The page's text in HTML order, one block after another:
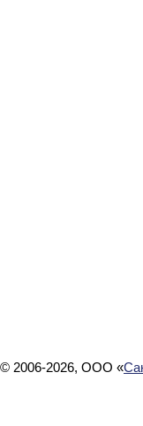
© 2006-2026, ООО «